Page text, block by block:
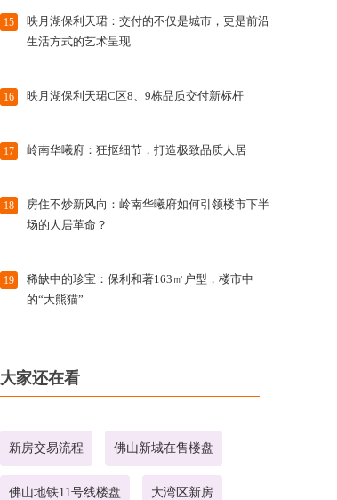
15
映月湖保利天珺：交付的不仅是城市，更是前沿
生活方式的艺术呈现
16 映月湖保利天珺C区8、9栋品质交付新标杆
17 岭南华曦府：狂抠细节，打造极致品质人居
18
房住不炒新风向：岭南华曦府如何引领楼市下半
场的人居革命？
19
稀缺中的珍宝：保利和著163㎡户型，楼市中
的“大熊猫”
大家还在看
新房交易流程 佛山新城在售楼盘
佛山地铁11号线楼盘 大湾区新房